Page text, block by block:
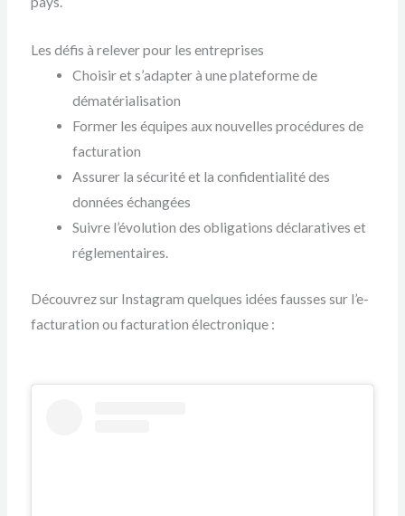
Les défis à relever pour les entreprises
Choisir et s’adapter à une plateforme de
dématérialisation
Former les équipes aux nouvelles procédures de
facturation
Assurer la sécurité et la confidentialité des
données échangées
Suivre l’évolution des obligations déclaratives et
réglementaires.
Découvrez sur Instagram quelques idées fausses sur l’e-
facturation ou facturation électronique :